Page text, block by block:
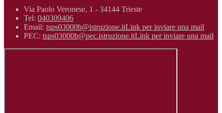
Via Paolo Veronese, 1 - 34144 Trieste
Tel: 040309406
Email: tsps03000b@istruzione.itLink per inviare una mail
PEC: tsps03000b@pec.istruzione.itLink per inviare una mail